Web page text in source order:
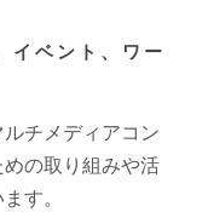
イベント、ワー
チメディアコン
の取り組みや活
す。